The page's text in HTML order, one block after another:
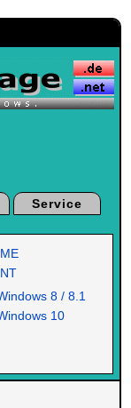
Service
8 / 8.1
10